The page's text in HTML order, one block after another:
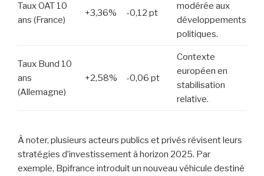
Taux OAT 10
ans (France)
+3,36% -0,12 pt
modérée aux
développements
politiques.
Taux Bund 10
ans
(Allemagne)
+2,58% -0,06 pt
Contexte
européen en
stabilisation
relative.
À noter, plusieurs acteurs publics et privés révisent leurs
stratégies d’investissement à horizon 2025. Par
exemple, Bpifrance introduit un nouveau véhicule destiné